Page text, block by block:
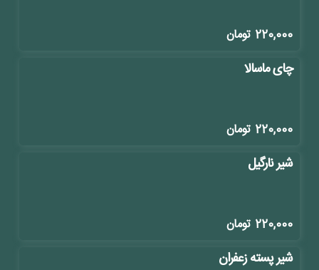
220,000 تومان
چای ماسالا
220,000 تومان
شیر نارگیل
220,000 تومان
شیر پسته زعفران